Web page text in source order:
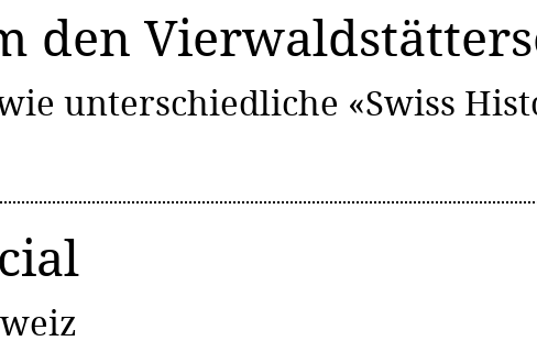
den
unterschiedliche «Swiss